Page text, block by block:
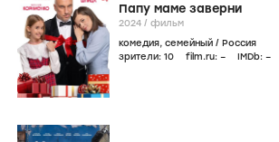
Папу маме заверни
2024 / фильм
комедия, семейный / Россия
зрители: 10 film.ru: – IMDb: –